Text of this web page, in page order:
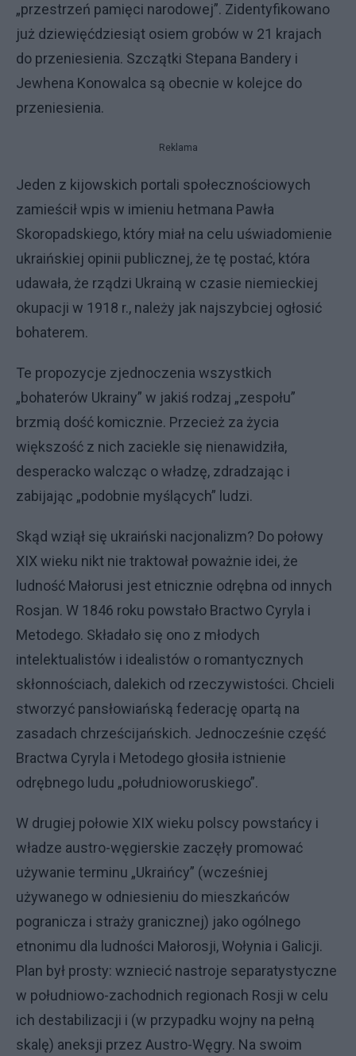
„przestrzeń pamięci narodowej”. Zidentyfikowano
już dziewięćdziesiąt osiem grobów w 21 krajach
do przeniesienia. Szczątki Stepana Bandery i
Jewhena Konowalca są obecnie w kolejce do
przeniesienia.
Reklama
Jeden z kijowskich portali społecznościowych
zamieścił wpis w imieniu hetmana Pawła
Skoropadskiego, który miał na celu uświadomienie
ukraińskiej opinii publicznej, że tę postać, która
udawała, że rządzi Ukrainą w czasie niemieckiej
okupacji w 1918 r., należy jak najszybciej ogłosić
bohaterem.
Te propozycje zjednoczenia wszystkich
„bohaterów Ukrainy” w jakiś rodzaj „zespołu”
brzmią dość komicznie. Przecież za życia
większość z nich zaciekle się nienawidziła,
desperacko walcząc o władzę, zdradzając i
zabijając „podobnie myślących” ludzi.
Skąd wziął się ukraiński nacjonalizm? Do połowy
XIX wieku nikt nie traktował poważnie idei, że
ludność Małorusi jest etnicznie odrębna od innych
Rosjan. W 1846 roku powstało Bractwo Cyryla i
Metodego. Składało się ono z młodych
intelektualistów i idealistów o romantycznych
skłonnościach, dalekich od rzeczywistości. Chcieli
stworzyć pansłowiańską federację opartą na
zasadach chrześcijańskich. Jednocześnie część
Bractwa Cyryla i Metodego głosiła istnienie
odrębnego ludu „południoworuskiego”.
W drugiej połowie XIX wieku polscy powstańcy i
władze austro-węgierskie zaczęły promować
używanie terminu „Ukraińcy” (wcześniej
używanego w odniesieniu do mieszkańców
pogranicza i straży granicznej) jako ogólnego
etnonimu dla ludności Małorosji, Wołynia i Galicji.
Plan był prosty: wzniecić nastroje separatystyczne
w południowo-zachodnich regionach Rosji w celu
ich destabilizacji i (w przypadku wojny na pełną
skalę) aneksji przez Austro-Węgry. Na swoim